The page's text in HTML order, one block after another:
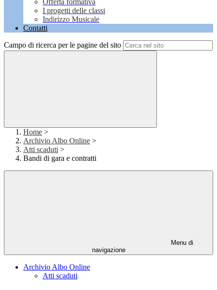
Offerta formativa
I progetti delle classi
Indirizzo Musicale
Contatti
Campo di ricerca per le pagine del sito
Home >
Archivio Albo Online >
Atti scaduti >
Bandi di gara e contratti
Menu di
navigazione
Archivio Albo Online
Atti scaduti